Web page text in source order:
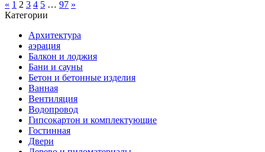
« 1 2 3 4 5 … 97 »
Категории
Архитектура
аэрация
Балкон и лоджия
Бани и сауны
Бетон и бетонные изделия
Ванная
Вентиляция
Водопровод
Гипсокартон и комплектующие
Гостинная
Двери